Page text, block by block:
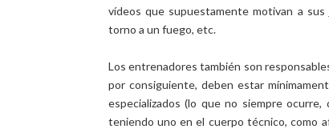
vídeos que supuestamente motivan a
torno a un fuego, etc.
Los entrenadores también son
por consiguiente, deben estar
especializados (lo que no siempre
teniendo uno en el cuerpo técnico, como